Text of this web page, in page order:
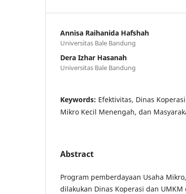
Annisa Raihanida Hafshah
Universitas Bale Bandung
Dera Izhar Hasanah
Universitas Bale Bandung
Keywords: Efektivitas, Dinas
Mikro Kecil Menengah, dan
Abstract
Program pemberdayaan Usaha
dilakukan Dinas Koperasi dan